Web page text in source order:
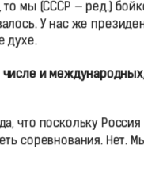
мы (СССР — ред.)
У нас же
духе.
и
поскольку Россия
соревнования. Нет.